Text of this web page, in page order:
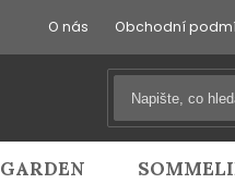
O nás Obchodní